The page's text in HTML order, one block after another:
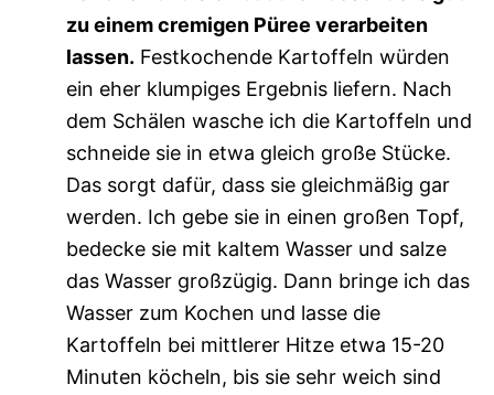
zu einem cremigen Püree verarbeiten
lassen. Festkochende Kartoffeln würden
ein eher klumpiges Ergebnis liefern. Nach
dem Schälen wasche ich die Kartoffeln und
schneide sie in etwa gleich große Stücke.
Das sorgt dafür, dass sie gleichmäßig gar
werden. Ich gebe sie in einen großen Topf,
bedecke sie mit kaltem Wasser und salze
das Wasser großzügig. Dann bringe ich das
Wasser zum Kochen und lasse die
Kartoffeln bei mittlerer Hitze etwa 15-20
Minuten köcheln, bis sie sehr weich sind